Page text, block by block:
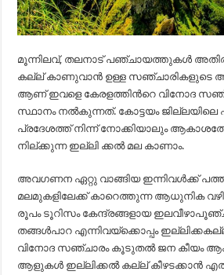
മൂന്നിലവ്, തലനാട് പഞ്ചായത്തുകള്‍
കല്ല്‌ കാണുവാന്‍ ഉള്ള സഞ്ചാരികളുടെ
ആണ് ഇവളെ കേരളത്തിന്‍റെ വിനോദ
സ്ഥാനം നല്‍കുന്നത്. കോട്ടയം
പ്രദേശത്ത് നിന്ന് നോക്കിയാലും
നില്ക്കുന്ന ഇല്ലി ക്കല്‍ മല കാണാം.
അവഗണന ഏറ്റു വാങ്ങിയ ഇന്നിവള്‍ക്ക് പത്തര
മലമുകളിലേക്ക് കാറെത്തുന്ന ആധുനിക
രൂപം ടൂറിസം കേന്ദ്രങ്ങളായ
തങ്ങൾപാറ എന്നിവയ്ക്കൊപ്പം
വിനോദ സഞ്ചാരം കൂടുതല്‍ ജന കീയം
ആളുകള്‍ ഇല്ലിക്കല്‍ കല്ല്‌ കീഴടക്കാന്‍